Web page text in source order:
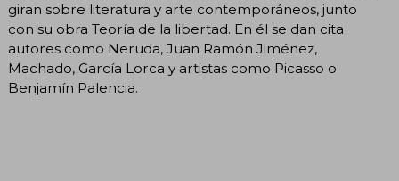
giran sobre literatura y arte contemporáneos, junto
con su obra Teoría de la libertad. En él se dan cita
autores como Neruda, Juan Ramón Jiménez,
Machado, García Lorca y artistas como Picasso o
Benjamín Palencia.